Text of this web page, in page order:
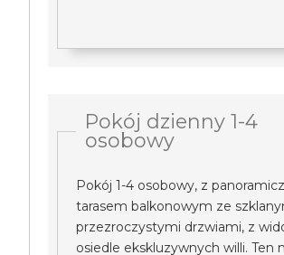
Pokój dzienny 1-4
osobowy
Pokój 1-4 osobowy, z
tarasem balkonowym ze
przezroczystymi drzwiami, z
osiedle ekskluzywnych willi. Ten